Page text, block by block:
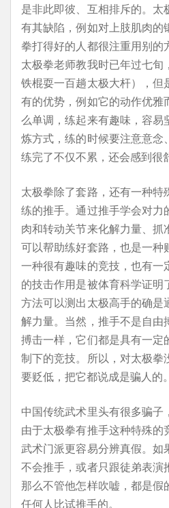
是非此即彼、互相排斥的。太
有其缺陷，例如对上肢肌肉的
拳打得好的人都很注重用别的
太极拳老师教我时已年过七旬
铁棍耍一百趟太极大杆），
有的优势，例如它的动作优雅
么单调，练起来有趣味，容
炼方式，练的时候要注意意念
练完了不仅不累，还会感到很
太极拳除了套路，还有一种
练的推手。通过推手学会对
肉和转动关节来化解力量、
可以帮助练好套路，也是一种
一种很有趣味的竞技，也有
的技击作用是被体育科学证明
方法可以测出太极高手的确
解力量。当然，推手不是自由
搏击一样，它们都是具有一定
制下的竞技。所以，对太极
要贬低，把它都说成是骗人的。
中国传统武术里头有很多骗子
由于太极拳有推手这种特殊
武术门派更容易分辨真假。如
不会推手，或者只跟徒弟表演
那么不管他怎样吹嘘，都是假
任何人比试推手的。